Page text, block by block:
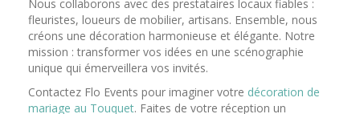
Nous collaborons avec des prestataires locaux fiables :
fleuristes, loueurs de mobilier, artisans. Ensemble, nous
créons une décoration harmonieuse et élégante. Notre
mission : transformer vos idées en une scénographie
unique qui émerveillera vos invités.
Contactez Flo Events pour imaginer votre décoration de
mariage au Touquet. Faites de votre réception un